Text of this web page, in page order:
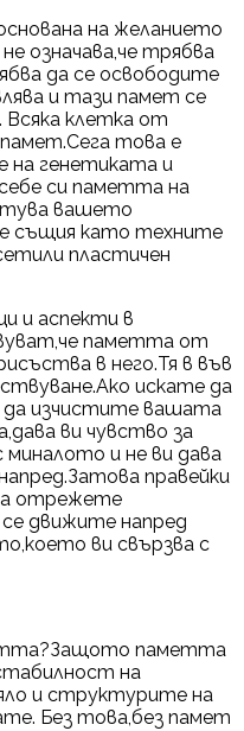
на желанието
означава,че трябва
да се освободите
и тази памет се
Всяка клетка от
това е
на генетиката и
си паметта на
вашето
същия като техните
пластичен
и аспекти в
паметта от
в него.Тя в във
искате да
изчистите вашата
ви чувство за
и не ви дава
правейки
отрежете
движите напред
ви свързва с
паметта
на
и структурите на
Без това,без памет